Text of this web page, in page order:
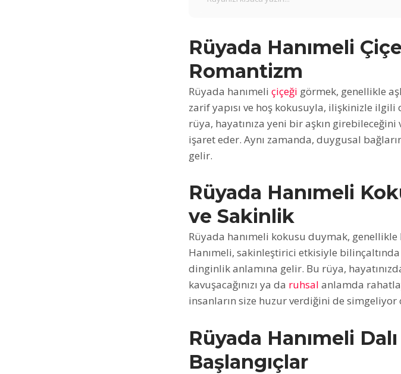
Rüyada Hanımeli
Romantizm
Rüyada hanımeli çiçeği görmek, genellikle
zarif yapısı ve hoş kokusuyla, ilişkinizle
rüya, hayatınıza yeni bir aşkın
işaret eder. Aynı zamanda, duygusal
gelir.
Rüyada Hanımeli
ve Sakinlik
Rüyada hanımeli kokusu duymak,
Hanımeli, sakinleştirici etkisiyle
dinginlik anlamına gelir. Bu rüya,
kavuşacağınızı ya da ruhsal anlamda
insanların size huzur verdiğini de
Rüyada Hanımeli
Başlangıçlar